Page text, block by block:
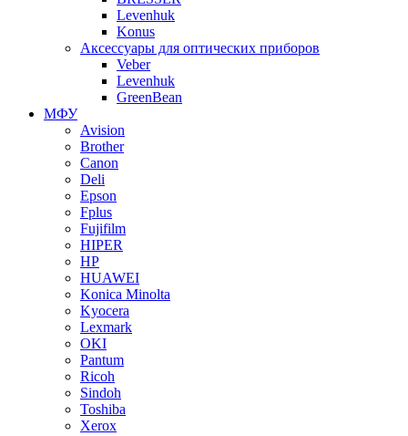
Levenhuk
Konus
Аксессуары для оптических приборов
Veber
Levenhuk
GreenBean
МФУ
Avision
Brother
Canon
Deli
Epson
Fplus
Fujifilm
HIPER
HP
HUAWEI
Konica Minolta
Kyocera
Lexmark
OKI
Pantum
Ricoh
Sindoh
Toshiba
Xerox